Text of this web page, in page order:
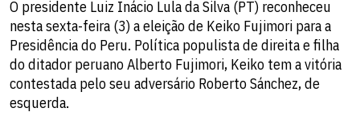
O presidente Luiz Inácio Lula da Silva (PT) reconheceu
nesta sexta-feira (3) a eleição de Keiko Fujimori para a
Presidência do Peru. Política populista de direita e filha
do ditador peruano Alberto Fujimori, Keiko tem a vitória
contestada pelo seu adversário Roberto Sánchez, de
esquerda.